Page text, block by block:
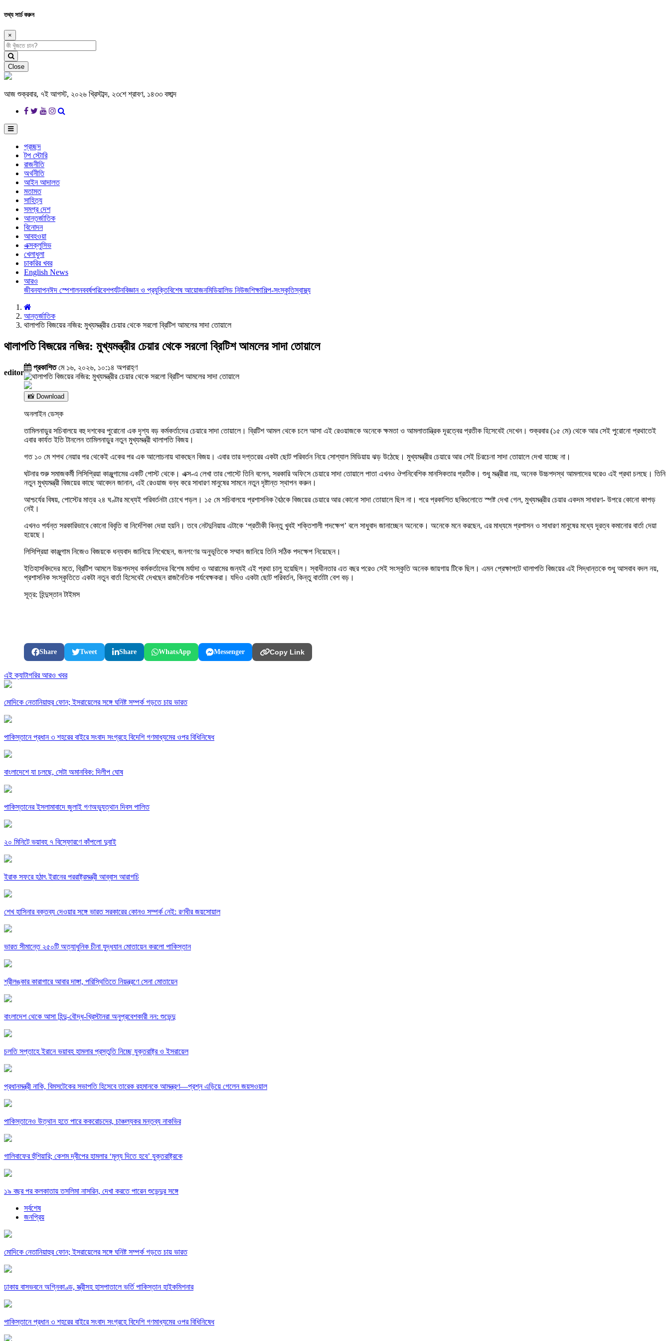
তথ্য সার্চ করুন
×
Close
আজ শুক্রবার, ৭ই আগস্ট, ২০২৬ খ্রিস্টাব্দ, ২৩শে শ্রাবণ, ১৪৩৩ বঙ্গাব্দ
প্রচ্ছদ
টপ স্টোরি
রাজনীতি
অর্থনীতি
আইন আদালত
মতামত
সাহিত্য
সমগ্র দেশ
আন্তর্জাতিক
বিনোদন
আবহওয়া
এক্সক্লুসিভ
খেলাধুলা
চাকরির খবর
English News
আরও
জীবনযাপনঈদ স্পেশালনববর্ষপরিবেশপর্যটনবিজ্ঞান ও প্রযুক্তিবিশেষ আয়োজনমিডিয়ালিড নিউজশিক্ষাশিল্প-সংস্কৃতিস্বাস্থ্য
আন্তর্জাতিক
থালাপতি বিজয়ের নজির: মুখ্যমন্ত্রীর চেয়ার থেকে সরলো ব্রিটিশ আমলের সাদা তোয়ালে
থালাপতি বিজয়ের নজির: মুখ্যমন্ত্রীর চেয়ার থেকে সরলো ব্রিটিশ আমলের সাদা তোয়ালে
editor
প্রকাশিতমে ১৬, ২০২৬, ১০:১৪ অপরাহ্ণ
📸 Download
অনলাইন ডেস্ক
তামিলনাড়ুর সচিবালয়ে বহু দশকের পুরোনো এক দৃশ্য বড় কর্মকর্তাদের চেয়ারে সাদা তোয়ালে। ব্রিটিশ আমল থেকে চলে আসা এই রেওয়াজকে অনেকে ক্ষমতা ও আমলাতান্ত্রিক দূরত্বের প্রতীক হিসেবেই দেখেন। শুক্রবার (১৫ মে) থেকে আর সেই পুরোনো প্রথাতেই
এবার কার্যত ইতি টানলেন তামিলনাড়ুর নতুন মুখ্যমন্ত্রী থালাপতি বিজয়।
গত ১০ মে শপথ নেয়ার পর থেকেই একের পর এক আলোচনায় থাকছেন বিজয়। এবার তার দপ্তরের একটা ছোট পরিবর্তন নিয়ে সোশ্যাল মিডিয়ায় ঝড় উঠেছে। মুখ্যমন্ত্রীর চেয়ারে আর সেই চিরচেনা সাদা তোয়ালে দেখা যাচ্ছে না।
ঘটনার শুরু সমাজকর্মী লিসিপ্রিয়া কাঞ্জুগামের একটি পোস্ট থেকে। এক্স-এ লেখা তার পোস্টে তিনি বলেন, সরকারি অফিসে চেয়ারে সাদা তোয়ালে পাতা এখনও ঔপনিবেশিক মানসিকতার প্রতীক। শুধু মন্ত্রীরা নয়, অনেক উচ্চপদস্থ আমলাদের ঘরেও এই প্রথা চলছে। তিনি
নতুন মুখ্যমন্ত্রী বিজয়ের কাছে আবেদন জানান, এই রেওয়াজ বন্ধ করে সাধারণ মানুষের সামনে নতুন দৃষ্টান্ত স্থাপন করুন।
আশ্চর্যের বিষয়, পোস্টের মাত্র ২৪ ঘণ্টার মধ্যেই পরিবর্তনটা চোখে পড়ল। ১৫ মে সচিবালয়ে প্রশাসনিক বৈঠকে বিজয়ের চেয়ারে আর কোনো সাদা তোয়ালে ছিল না। পরে প্রকাশিত ছবিগুলোতে স্পষ্ট দেখা গেল, মুখ্যমন্ত্রীর চেয়ার একদম সাধারণ- উপরে কোনো কাপড়
নেই।
এখনও পর্যন্ত সরকারিভাবে কোনো বিবৃতি বা নির্দেশিকা দেয়া হয়নি। তবে নেটদুনিয়ায় এটাকে ‘প্রতীকী কিন্তু খুবই শক্তিশালী পদক্ষেপ’ বলে সাধুবাদ জানাচ্ছেন অনেকে। অনেকে মনে করছেন, এর মাধ্যমে প্রশাসন ও সাধারণ মানুষের মধ্যে দূরত্ব কমানোর বার্তা দেয়া
হয়েছে।
লিসিপ্রিয়া কাঞ্জুগাম নিজেও বিজয়কে ধন্যবাদ জানিয়ে লিখেছেন, জনগণের অনুভূতিকে সম্মান জানিয়ে তিনি সঠিক পদক্ষেপ নিয়েছেন।
ইতিহাসবিদদের মতে, ব্রিটিশ আমলে উচ্চপদস্থ কর্মকর্তাদের বিশেষ মর্যাদা ও আরামের জন্যই এই প্রথা চালু হয়েছিল। স্বাধীনতার এত বছর পরেও সেই সংস্কৃতি অনেক জায়গায় টিকে ছিল। এমন প্রেক্ষাপটে থালাপতি বিজয়ের এই সিদ্ধান্তকে শুধু আসবাব বদল নয়,
প্রশাসনিক সংস্কৃতিতে একটা নতুন বার্তা হিসেবেই দেখছেন রাজনৈতিক পর্যবেক্ষকরা। যদিও একটা ছোট পরিবর্তন, কিন্তু বার্তাটা বেশ বড়।
সূত্র: হিন্দুস্তান টাইমস
Share Tweet Share WhatsApp Messenger Copy Link
এই ক্যাটাগরির আরও খবর
মোদিকে নেতানিয়াহুর ফোন; ইসরায়েলের সঙ্গে ঘনিষ্ট সম্পর্ক গড়তে চায় ভারত
পাকিস্তানে প্রধান ৩ শহরের বাইরে সংবাদ সংগ্রহে বিদেশি গণমাধ্যমের ওপর বিধিনিষেধ
বাংলাদেশে যা চলছে, সেটা অমানবিক: দিলীপ ঘোষ
পাকিস্তানের ইসলামাবাদে জুলাই গণঅভ্যুত্থান দিবস পালিত
২০ মিনিটে ভয়াবহ ৭ বিস্ফোরণে কাঁপলো দুবাই
ইরাক সফরে হঠাৎ ইরানের পররাষ্ট্রমন্ত্রী আব্বাস আরাগচি
শেখ হাসিনার বক্তব্য দেওয়ার সঙ্গে ভারত সরকারের কোনও সম্পর্ক নেই: রণধীর জয়সোয়াল
ভারত সীমান্তে ২৫০টি অত্যাধুনিক চীনা যুদ্ধযান মোতায়েন করলো পাকিস্তান
শ্রীলঙ্কার কারাগারে আবার দাঙ্গা, পরিস্থিতিতে নিয়ন্ত্রণে সেনা মোতায়েন
বাংলাদেশ থেকে আসা হিন্দু-বৌদ্ধ-খ্রিস্টানরা অনুপ্রবেশকারী নন: শুভেন্দু
চলতি সপ্তাহে ইরানে ভয়াবহ হামলার প্রস্তুতি নিচ্ছে যুক্তরাষ্ট্র ও ইসরায়েল
প্রধানমন্ত্রী নাকি, বিমসটেকের সভাপতি হিসেবে তারেক রহমানকে আমন্ত্রণ—প্রশ্ন এড়িয়ে গেলেন জয়সওয়াল
পাকিস্তানেও উত্থান হতে পারে ককরোচদের, চাঞ্চল্যকর মন্তব্য নাকভির
গালিবাফের হুঁশিয়ারি; কেশম দ্বীপের হামলার ‘মূল্য দিতে হবে’ যুক্তরাষ্ট্রকে
১৯ বছর পর কলকাতায় তসলিমা নাসরিন, দেখা করতে পারেন শুভেন্দুর সঙ্গে
সর্বশেষ
জনপ্রিয়
মোদিকে নেতানিয়াহুর ফোন; ইসরায়েলের সঙ্গে ঘনিষ্ট সম্পর্ক গড়তে চায় ভারত
ঢাকায় বাসভবনে অগ্নিকাণ্ড, স্ত্রীসহ হাসপাতালে ভর্তি পাকিস্তান হাইকমিশনার
পাকিস্তানে প্রধান ৩ শহরের বাইরে সংবাদ সংগ্রহে বিদেশি গণমাধ্যমের ওপর বিধিনিষেধ